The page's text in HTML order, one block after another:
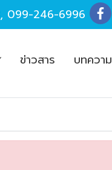
, 099-246-6996
ข่าวสาร บทความ